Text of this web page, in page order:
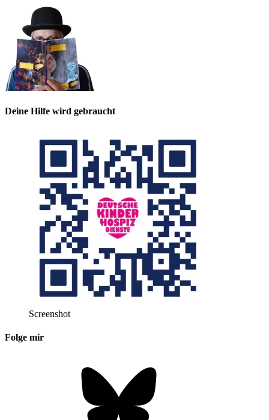
Deine Hilfe wird gebraucht
Screenshot
Folge mir